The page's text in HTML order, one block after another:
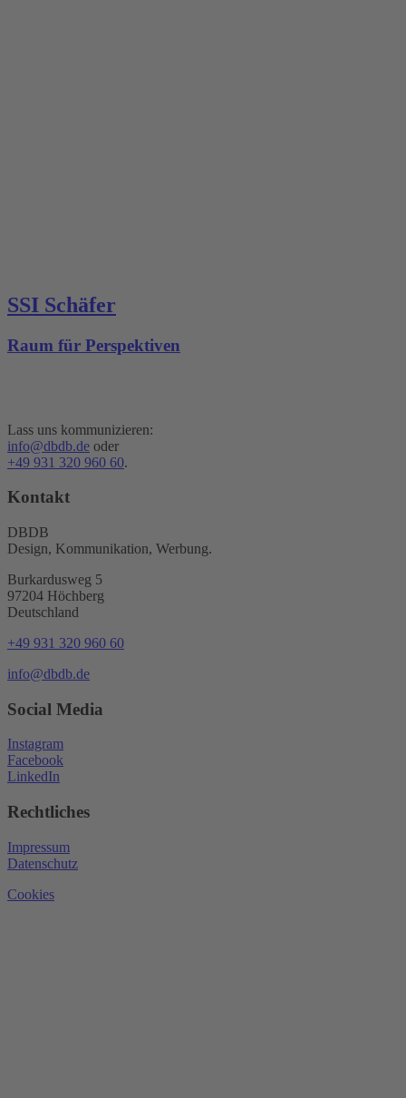
SSI Schäfer
Raum für Perspektiven
Lass uns kommunizieren:
info@dbdb.de oder
+49 931 320 960 60.
Kontakt
DBDB
Design, Kommunikation, Werbung.
Burkardusweg 5
97204 Höchberg
Deutschland
+49 931 320 960 60
info@dbdb.de
Social Media
Instagram
Facebook
LinkedIn
Rechtliches
Impressum
Datenschutz
Cookies